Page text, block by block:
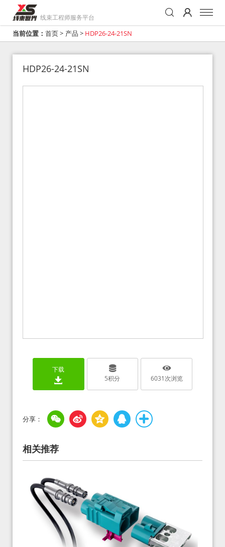
线束工程师服务平台
当前位置： 首页> 产品 > HDP26-24-21SN
HDP26-24-21SN
下载
5积分 6031次浏览
相关推荐